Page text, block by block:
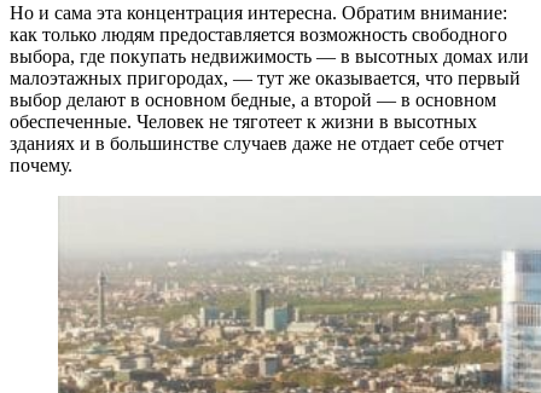
Но и сама эта концентрация интересна. Обратим внимание:
как только людям предоставляется возможность свободного
выбора, где покупать недвижимость — в высотных домах или
малоэтажных пригородах, — тут же оказывается, что первый
выбор делают в основном бедные, а второй — в основном
обеспеченные. Человек не тяготеет к жизни в высотных
зданиях и в большинстве случаев даже не отдает себе отчет
почему.